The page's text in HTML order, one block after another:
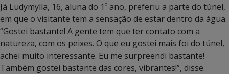
Já Ludymylla, 16, aluna do 1º ano, preferiu a parte do túnel,
em que o visitante tem a sensação de estar dentro da água.
“Gostei bastante! A gente tem que ter contato com a
natureza, com os peixes. O que eu gostei mais foi do túnel,
achei muito interessante. Eu me surpreendi bastante!
Também gostei bastante das cores, vibrantes!”, disse.